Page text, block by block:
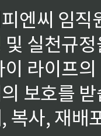
엔씨 임
및 실천규
이 라이프
보호를
복사, 재배